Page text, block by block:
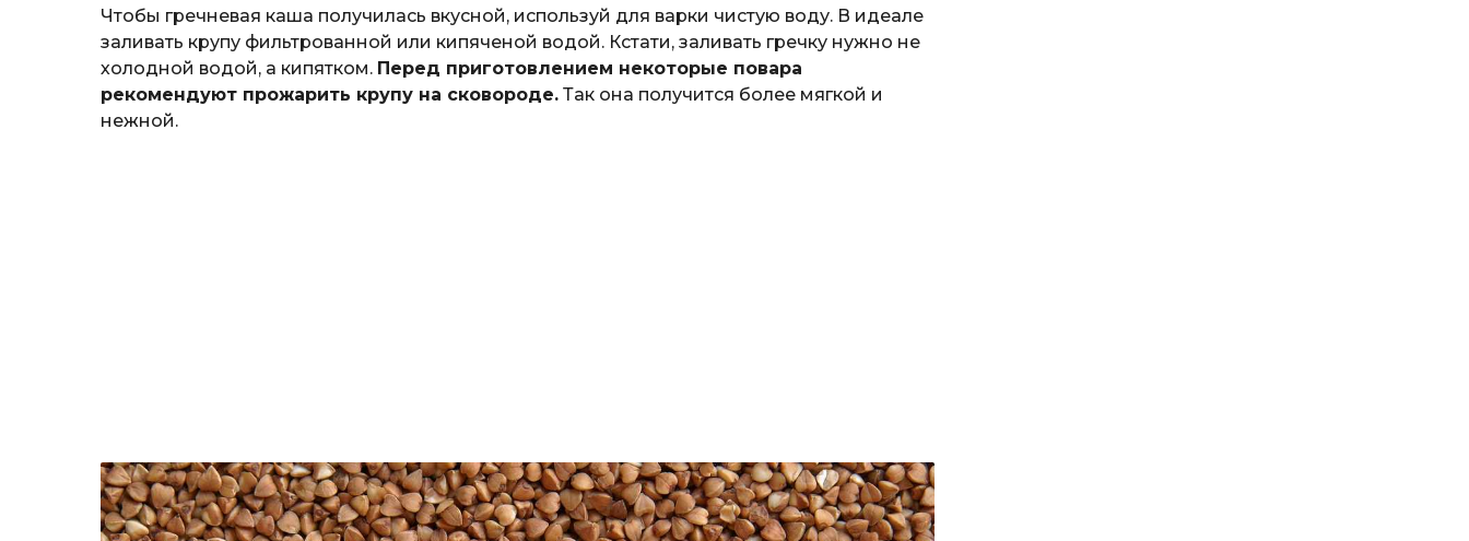
Чтобы гречневая каша получилась вкусной, используй для варки чистую воду. В идеале
заливать крупу фильтрованной или кипяченой водой. Кстати, заливать гречку нужно не
холодной водой, а кипятком. Перед приготовлением некоторые повара
рекомендуют прожарить крупу на сковороде. Так она получится более мягкой и
нежной.